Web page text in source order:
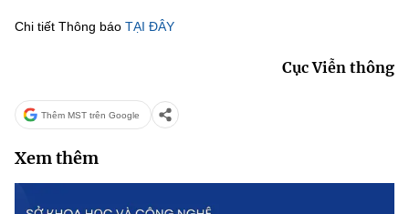
Tin địa phương
Chuyển đổi số
Sở hữu trí tuệ
Tiêu chuẩn, đo lường, chất lượng
Khác
Infographic
Chi tiết Thông báo TẠI ĐÂY
Cục Viễn thông
Thêm MST trên Google
Xem thêm